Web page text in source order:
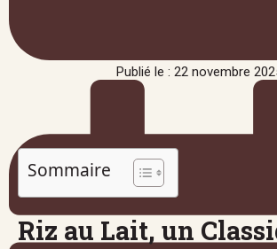
Publié le : 22 novembre
Sommaire
Riz au Lait, un